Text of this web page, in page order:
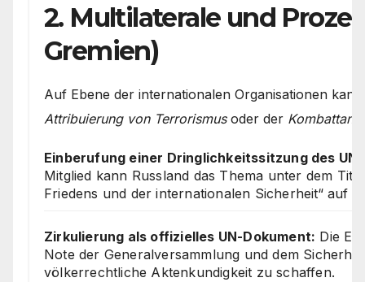
2. Multilaterale und
Gremien)
Auf Ebene der internationalen Organisationen
Attribuierung von Terrorismusoder der
Einberufung einer Dringlichkeitssitzung des
Mitglied kann Russland das Thema unter dem
Friedens und der internationalen Sicherheit“ auf
Zirkulierung als offizielles UN-Dokument: Die
Note der Generalversammlung und dem
völkerrechtliche Aktenkundigkeit zu schaffen.